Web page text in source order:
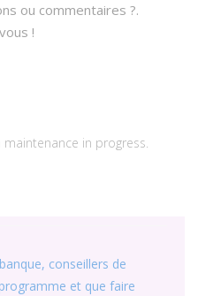
ou commentaires ?.
!
in progress.
conseillers de
et que faire